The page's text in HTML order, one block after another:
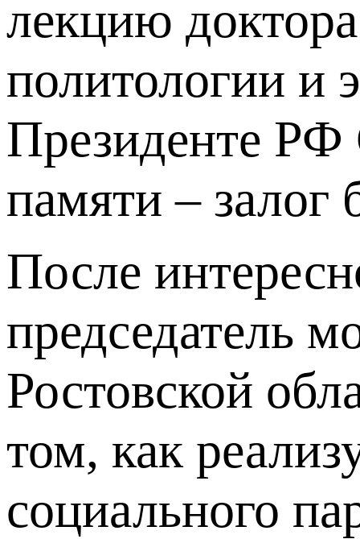
лекцию
политологии
Президенте РФ
памяти – залог
После
председатель
Ростовской
том, как
социального